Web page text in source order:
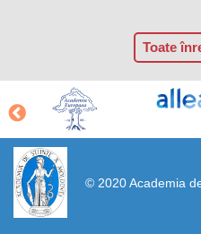
Toate
© 2020 Academia
https://propletenie.ru/